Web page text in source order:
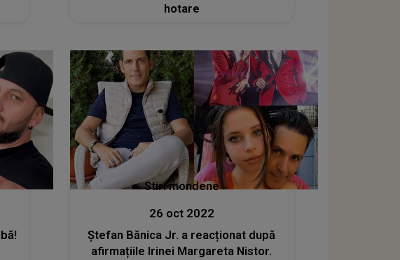
hotare
Stiri mondene
26 oct 2022
Ștefan Bănica Jr. a reacționat după
afirmațiile Irinei Margareta Nistor.